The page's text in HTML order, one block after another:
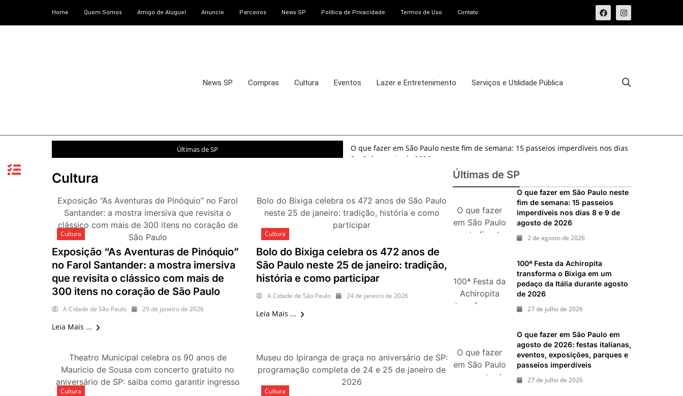
Home Quem Somos Amigo de Aluguel Anuncie Parceiros News SP Política de Privacidade Termos de Uso Contato
News SP Compras Cultura Eventos Lazer e Entretenimento Serviços e Utilidade Pública
Últimas de SP
O que fazer em São Paulo neste fim de semana: 15 passeios imperdíveis nos dias
8 e 9 de agosto de 2026
100ª Festa da Achiropita transforma o Bixiga em um pedaço da Itália durante
O que fazer em São Paulo em agosto de 2026: festas italianas, eventos,
exposições, parques e passeios imperdíveis
O que fazer em São Paulo nos dias 25 e 26 de julho: festas, shows, exposições e
passeios imperdíveis
O que fazer em São Paulo nos dias 18 e 19 de julho de 2026: festas julinas, shows,
Copa do Mundo, exposições e passeios imperdíveis
O que fazer em São Paulo no final de semana de 11 e 12 de julho: guia completo
com festas julinas, exposições, shows, parques, gastronomia, automobilismo e
lazer para toda a família
Cultura
Exposição “As Aventuras de Pinóquio” no Farol
Santander: a mostra imersiva que revisita o
clássico com mais de 300 itens no coração de
São Paulo
Cultura
Exposição “As Aventuras de Pinóquio”
no Farol Santander: a mostra imersiva
que revisita o clássico com mais de
300 itens no coração de São Paulo
A Cidade de São Paulo 29 de janeiro de 2026
Leia Mais ...
Bolo do Bixiga celebra os 472 anos de São Paulo
neste 25 de janeiro: tradição, história e como
participar
Cultura
Bolo do Bixiga celebra os 472 anos de
São Paulo neste 25 de janeiro: tradição,
história e como participar
A Cidade de São Paulo 24 de janeiro de 2026
Leia Mais ...
Theatro Municipal celebra os 90 anos de
Mauricio de Sousa com concerto gratuito no
aniversário de SP: saiba como garantir ingresso
Cultura
Museu do Ipiranga de graça no aniversário de SP:
programação completa de 24 e 25 de janeiro de
2026
Cultura
Últimas de SP
O que fazer
em São Paulo
neste fim de
nos dias 8 e
9 de agosto
de 2026
O que fazer em São Paulo neste
fim de semana: 15 passeios
imperdíveis nos dias 8 e 9 de
agosto de 2026
2 de agosto de 2026
100ª Festa da
Achiropita
transforma o
agosto de
2026
100ª Festa da Achiropita
transforma o Bixiga em um
pedaço da Itália durante agosto
de 2026
27 de julho de 2026
O que fazer
em São Paulo
em agosto de
O que fazer em São Paulo em
agosto de 2026: festas italianas,
eventos, exposições, parques e
passeios imperdíveis
27 de julho de 2026